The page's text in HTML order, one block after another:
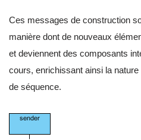
Ces messages de construction
manière dont de nouveaux
et deviennent des composants
cours, enrichissant ainsi la
de séquence.